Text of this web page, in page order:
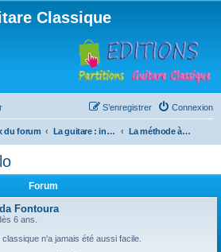
Classique
Connexion
S’enregistrer
du forum La guitare : instrument, cours et théorie La méthode à Paulo
Forum
Fontoura
6 ans.
n'a jamais été aussi facile.